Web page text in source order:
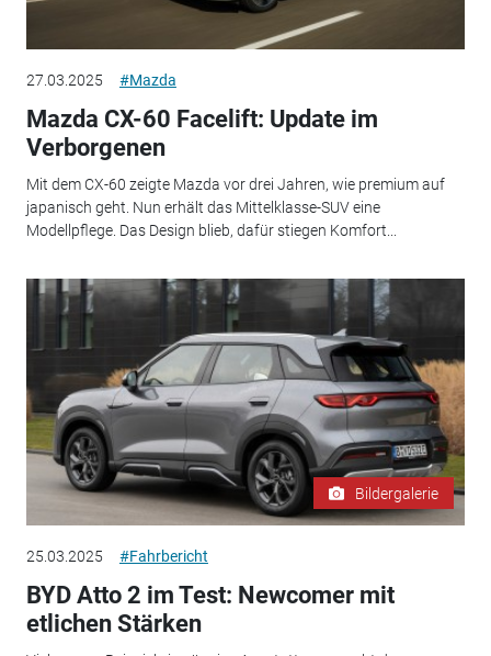
27.03.2025 #Mazda
Mazda CX-60 Facelift: Update im
Verborgenen
Mit dem CX-60 zeigte Mazda vor drei Jahren, wie premium auf
japanisch geht. Nun erhält das Mittelklasse-SUV eine
Modellpflege. Das Design blieb, dafür stiegen Komfort...
Bildergalerie
25.03.2025 #Fahrbericht
BYD Atto 2 im Test: Newcomer mit
etlichen Stärken